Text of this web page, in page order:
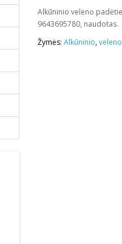
Alkūninio veleno
9643695780, naudotas.
Žymės: Alkūninio,veleno